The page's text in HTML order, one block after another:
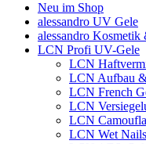
Neu im Shop
alessandro UV Gele
alessandro Kosmetik
LCN Profi UV-Gele
LCN
LCN Aufbau
LCN French
LCN
LCN
LCN Wet